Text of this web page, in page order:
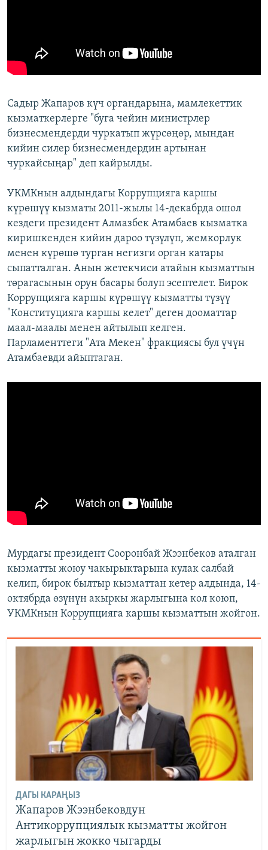
Садыр Жапаров күч органдарына, мамлекеттик
кызматкерлерге "буга чейин министрлер
бизнесмендерди чуркатып жүрсөңөр, мындан
кийин силер бизнесмендердин артынан
чуркайсыңар" деп кайрылды.
УКМКнын алдындагы Коррупцияга каршы
күрөшүү кызматы 2011-жылы 14-декабрда ошол
кездеги президент Алмазбек Атамбаев кызматка
киришкенден кийин дароо түзүлүп, жемкорлук
менен күрөшө турган негизги орган катары
сыпатталган. Анын жетекчиси атайын кызматтын
төрагасынын орун басары болуп эсептелет. Бирок
Коррупцияга каршы күрөшүү кызматты түзүү
"Конституцияга каршы келет" деген дооматтар
маал-маалы менен айтылып келген.
Парламенттеги "Ата Мекен" фракциясы бул үчүн
Атамбаевди айыптаган.
Мурдагы президент Сооронбай Жээнбеков аталган
кызматты жоюу чакырыктарына кулак салбай
келип, бирок былтыр кызматтан кетер алдында, 14-
октябрда өзүнүн акыркы жарлыгына кол коюп,
УКМКнын Коррупцияга каршы кызматтын жойгон.
ДАГЫ КАРАҢЫЗ
Жапаров Жээнбековдун
Антикоррупциялык кызматты жойгон
жарлыгын жокко чыгарды